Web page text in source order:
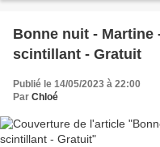
Bonne nuit - Martine
scintillant - Gratuit
Publié le 14/05/2023 à 22:00
Par Chloé